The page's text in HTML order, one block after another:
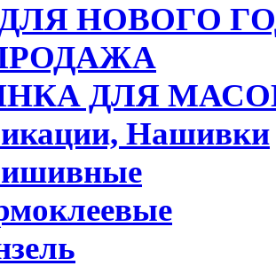
НОВОГО
ДЛЯ
Нашивки